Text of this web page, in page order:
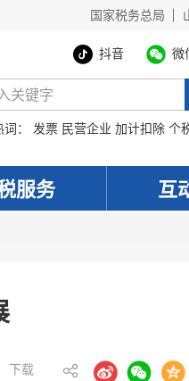
国家税务总局
抖音 微
： 发票 民营企业 加计扣除 个
服务 互
下载